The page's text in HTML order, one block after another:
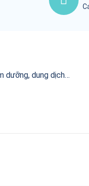
dưỡng, dung dịch…